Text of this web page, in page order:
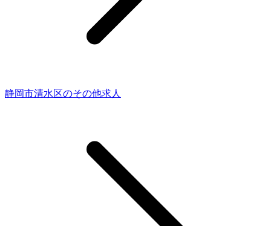
静岡市清水区のその他求人